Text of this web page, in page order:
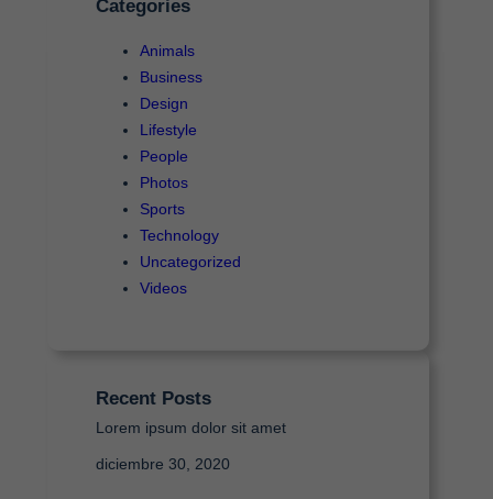
r
Categories
Animals
Business
Design
Lifestyle
People
Photos
Sports
Technology
Uncategorized
Videos
Recent Posts
Lorem ipsum dolor sit amet
diciembre 30, 2020